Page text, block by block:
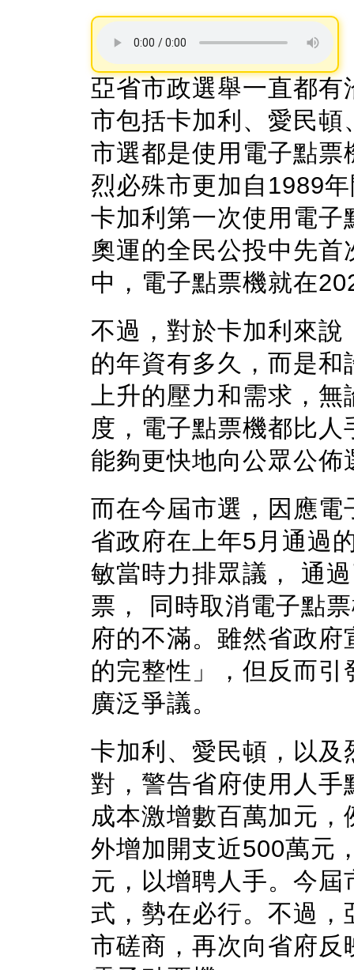
亞省市政選舉一直都
市包括卡加利、愛民
市選都是使用電子點
烈必殊市更加自1989
卡加利第一次使用電
奧運的全民公投中先
中，電子點票機就在
不過，對於卡加利來
的年資有多久，而是
上升的壓力和需求，
度，電子點票機都比
能夠更快地向公眾公佈
而在今屆市選，因應
省政府在上年5月通過
敏當時力排眾議， 通
票， 同時取消電子點
府的不滿。雖然省政
的完整性」，但反而
廣泛爭議。
卡加利、愛民頓，以
對，警告省府使用人
成本激增數百萬加元
外增加開支近500萬元
元，以增聘人手。今
式，勢在必行。不過
市磋商，再次向省府